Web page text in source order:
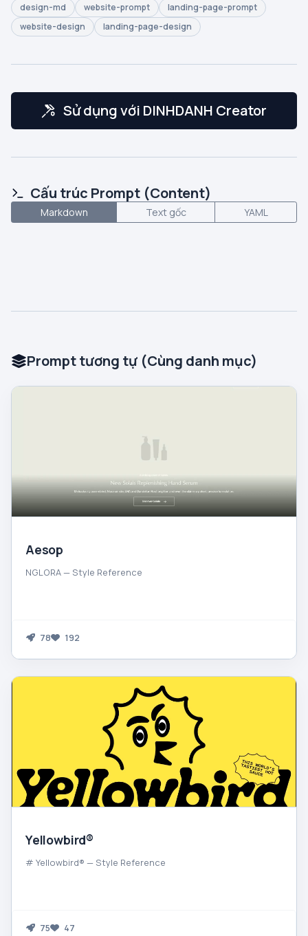
design-md website-prompt
landing-page-prompt
website-design
landing-page-design
Sử dụng với DINHDANH Creator
Cấu trúc Prompt (Content)
Markdown Text gốc YAML
Prompt tương tự (Cùng danh mục)
Aesop
NGLORA — Style Reference
78 192
Yellowbird®
# Yellowbird® — Style Reference
75 47